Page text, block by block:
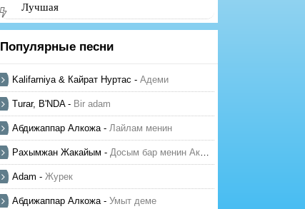
Лучшая
Популярные песни
Kalifarniya & Кайрат Нуртас - Адеми
Turar, B'NDA- Bir adam
Абдижаппар Алкожа- Лайлам менин
Рахымжан Жакайым - Досым бар менин Актауда
Adam - Журек
Абдижаппар Алкожа- Умыт деме